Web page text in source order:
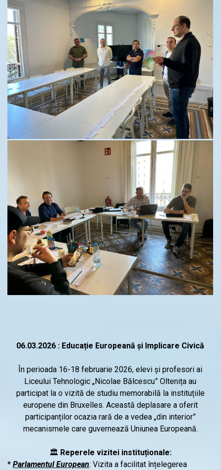
06.03.2026 : Educație Europeană și Implicare Civică
În perioada 16-18 februarie 2026, elevi și profesori ai
Liceului Tehnologic „Nicolae Bălcescu” Oltenița au
participat la o vizită de studiu memorabilă la instituțiile
europene din Bruxelles. Această deplasare a oferit
participanților ocazia rară de a vedea „din interior”
mecanismele care guvernează Uniunea Europeană.
🏛️ Reperele vizitei instituționale:
* Parlamentul European: Vizita a facilitat înțelegerea